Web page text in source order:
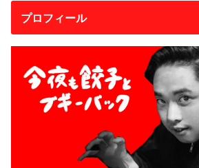
プロフィール